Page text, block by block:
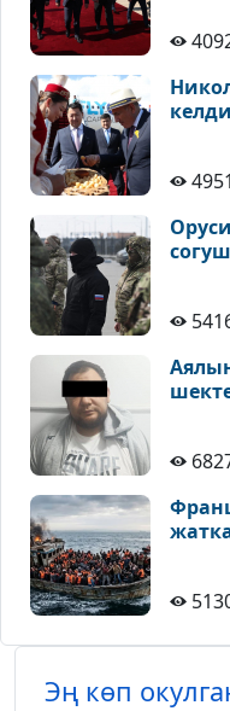
4951
Эң көп